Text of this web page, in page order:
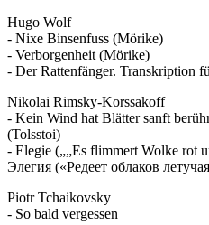
Hugo Wolf
- Nixe Binsenfuss (Mörike)
- Verborgenheit (Mörike)
- Der Rattenfänger. Transkription
Nikolai Rimsky-Korssakoff
- Kein Wind hat Blätter sanft
(Tolsstoi)
- Elegie („„Es flimmert Wolke rot
Элегия («Редеет облаков
Piotr Tchaikovsky
- So bald vergessen